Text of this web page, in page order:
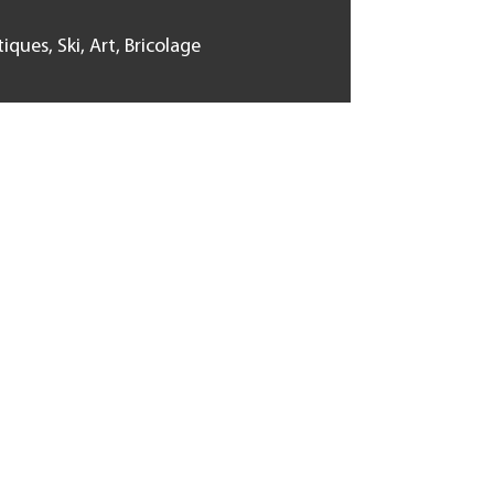
Ski, Art, Bricolage